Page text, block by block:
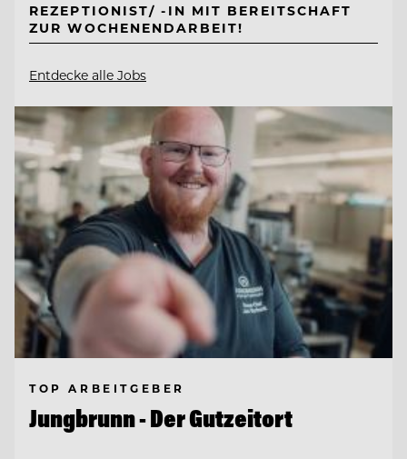
REZEPTIONIST/ -IN MIT BEREITSCHAFT
ZUR WOCHENENDARBEIT!
Entdecke alle Jobs
TOP ARBEITGEBER
Jungbrunn - Der Gutzeitort